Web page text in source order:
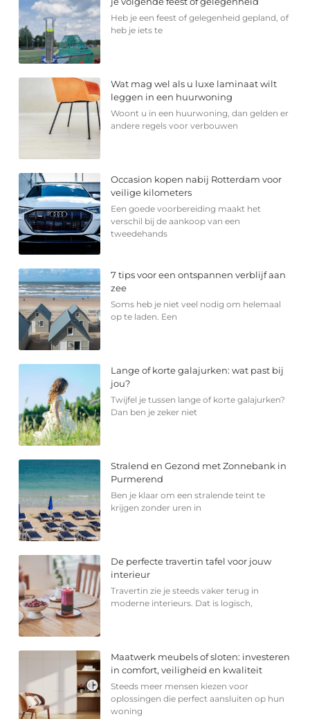
Heb je een feest of gelegenheid gepland, of
heb je iets te
Wat mag wel als u luxe laminaat wilt
leggen in een huurwoning
Woont u in een huurwoning, dan gelden er
andere regels voor verbouwen
Occasion kopen nabij Rotterdam voor
veilige kilometers
Een goede voorbereiding maakt het
verschil bij de aankoop van een
tweedehands
7 tips voor een ontspannen verblijf aan
zee
Soms heb je niet veel nodig om helemaal
op te laden. Een
Lange of korte galajurken: wat past bij
jou?
Twijfel je tussen lange of korte galajurken?
Dan ben je zeker niet
Stralend en Gezond met Zonnebank in
Purmerend
Ben je klaar om een stralende teint te
krijgen zonder uren in
De perfecte travertin tafel voor jouw
interieur
Travertin zie je steeds vaker terug in
moderne interieurs. Dat is logisch,
Maatwerk meubels of sloten: investeren
in comfort, veiligheid en kwaliteit
Steeds meer mensen kiezen voor
oplossingen die perfect aansluiten op hun
woning